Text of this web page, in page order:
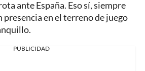
ante España. Eso sí, siempre
presencia en el terreno de juego
PUBLICIDAD